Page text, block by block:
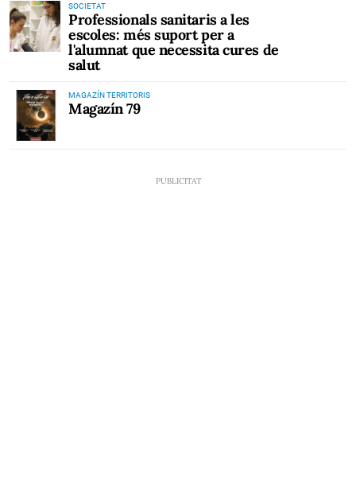
SOCIETAT
Professionals sanitaris a les
escoles: més suport per a
l'alumnat que necessita cures de
salut
MAGAZÍN TERRITORIS
Magazín 79